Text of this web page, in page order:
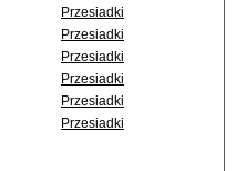
Przesiadki
Przesiadki
Przesiadki
Przesiadki
Przesiadki
Przesiadki